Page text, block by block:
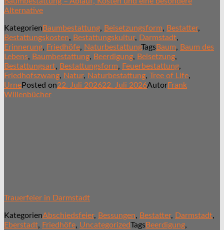
Alternative
Kategorien Baumbestattung, Beisetzungsform, Bestatter,
Bestattungskosten, Bestattungskultur, Darmstadt,
Erinnerung, Friedhöfe, NaturbestattungTagsBaum, Baum des
Lebens, Baumbestattung, Beerdigung, Beisetzung,
Bestattungsart, Bestattungsform, Feuerbestattung,
Friedhofszwang, Natur, Naturbestattung, Tree of Life,
UrnePosted on22. Juli 202622. Juli 2026AutorFrank
Willenbücher
Trauerfeier in Darmstadt
KategorienAbschiedsfeier, Bessungen, Bestatter, Darmstadt,
Eberstadt, Friedhöfe, UncategorizedTagsBeerdigung,